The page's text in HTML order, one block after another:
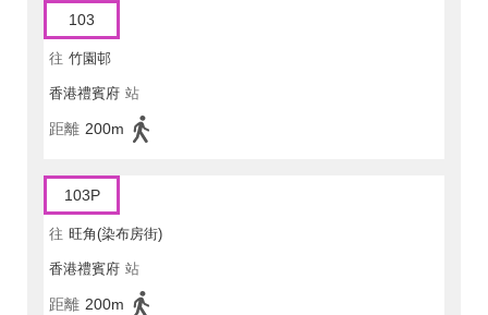
103
往 竹園邨
香港禮賓府 站
距離 200m
103P
往 旺角(染布房街)
香港禮賓府 站
距離 200m